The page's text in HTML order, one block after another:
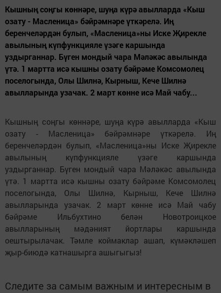
Кышның соңгы көннәре, шуңа күрә авылларда «Кыш
озату - Масленица» бәйрәмнәре үткәрелә. Иң
беренчеләрдән булып, «Масленица»ны Иске Җирекле
авылының күпфункцияле үзәге каршында
уздырганнар. Бүген мондый чара Мәләкәс авылында
үтә. 1 мартта исә кышны озату бәйрәме Комсомолец
поселогында, Олы Шилнә, Кырныш, Кече Шилнә
авылларында узачак. 2 март көнне исә Май чабу...
Кышның соңгы көннәре, шуңа күрә авылларда «Кыш
озату - Масленица» бәйрәмнәре үткәрелә. Иң
беренчеләрдән булып, «Масленица»ны Иске Җирекле
авылының күпфункцияле үзәге каршында
уздырганнар. Бүген мондый чара Мәләкәс авылында
үтә. 1 мартта исә кышны озату бәйрәме Комсомолец
поселогында, Олы Шилнә, Кырныш, Кече Шилнә
авылларында узачак. 2 март көнне исә Май чабу
бәйрәме Ильбухтино белән Новотроицкое
авылларының мәдәният йортлары каршында
оештырылачак. Тәмле коймаклар ашап, күмәкләшеп
җыр-биюдә катнашырга ашыгыгыз!
Следите за самым важным и интересным в